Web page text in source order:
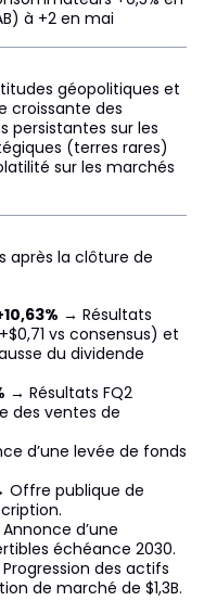
à +2 en mai
géopolitiques et
croissante des
persistantes sur les
(terres rares)
sur les marchés
après la clôture de
→ Résultats
vs consensus) et
du dividende
→ Résultats FQ2
des ventes de
d’une levée de fonds
Offre publique de
d’une
échéance 2030.
des actifs
de marché de $1,3B.